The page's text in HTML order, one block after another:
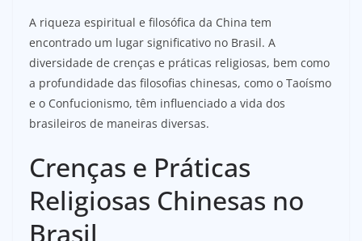
A riqueza espiritual e filosófica da China tem
encontrado um lugar significativo no Brasil. A
diversidade de crenças e práticas religiosas, bem como
a profundidade das filosofias chinesas, como o Taoísmo
e o Confucionismo, têm influenciado a vida dos
brasileiros de maneiras diversas.
Crenças e Práticas
Religiosas Chinesas no
Brasil